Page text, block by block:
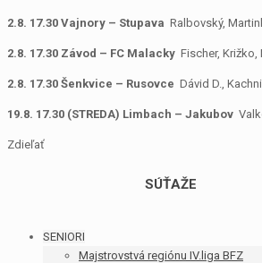
2.8. 17.30 Vajnory – Stupava Ralbovský,
2.8. 17.30 Závod – FC Malacky Fischer, Križko,
2.8. 17.30 Šenkvice – Rusovce Dávid D.,
19.8. 17.30 (STREDA) Limbach – Jakubov
Zdieľať
SÚŤAŽE
SENIORI
Majstrovstvá regiónu IV.liga BFZ